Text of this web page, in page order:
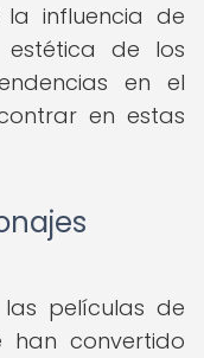
la influencia de
estética de los
en el
en estas
películas de
han convertido